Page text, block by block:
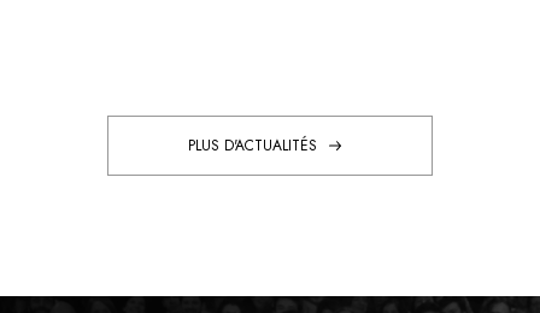
PLUS D'ACTUALITÉS